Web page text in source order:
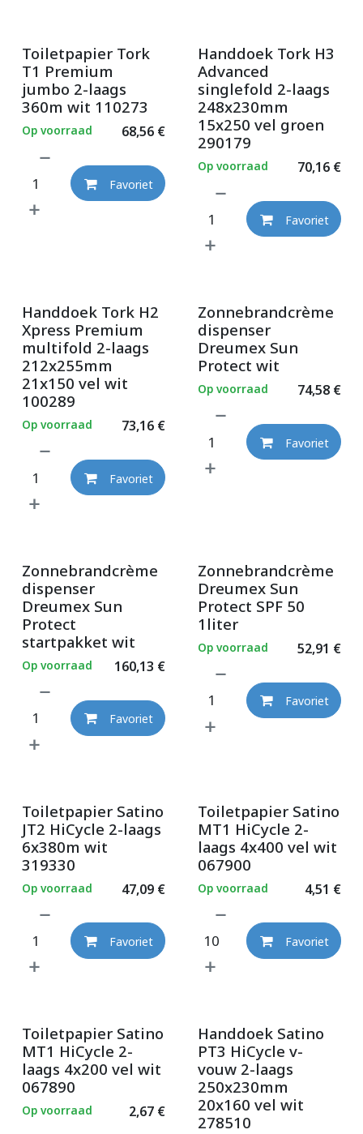
Toiletpapier Tork
T1 Premium
jumbo 2-laags
360m wit 110273
68,56€
Op voorraad
Favoriet
Handdoek Tork H3
Advanced
singlefold 2-laags
248x230mm
15x250 vel groen
290179
70,16€
Op voorraad
Favoriet
Handdoek Tork H2
Xpress Premium
multifold 2-laags
212x255mm
21x150 vel wit
100289
73,16€
Op voorraad
Favoriet
Zonnebrandcrème
dispenser
Dreumex Sun
Protect wit
74,58€
Op voorraad
Favoriet
Zonnebrandcrème
dispenser
Dreumex Sun
Protect
startpakket wit
160,13 €
Op voorraad
Favoriet
Zonnebrandcrème
Dreumex Sun
Protect SPF 50
1liter
52,91 €
Op voorraad
Favoriet
Toiletpapier Satino
JT2 HiCycle 2-laags
6x380m wit
319330
47,09€
Op voorraad
Favoriet
Toiletpapier Satino
MT1 HiCycle 2-
laags 4x400 vel wit
067900
4,51 €
Op voorraad
Favoriet
Toiletpapier Satino
MT1 HiCycle 2-
laags 4x200 vel wit
067890
2,67€
Op voorraad
Handdoek Satino
PT3 HiCycle v-
vouw 2-laags
250x230mm
20x160 vel wit
278510